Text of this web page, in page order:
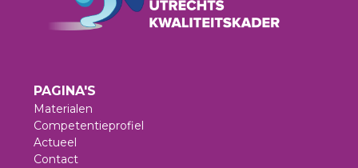
PAGINA'S
Materialen
Competentieprofiel
Actueel
Contact